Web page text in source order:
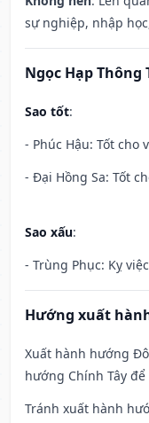
sự nghiệp, nhập
Ngọc Hạp Thông
Sao tốt:
- Phúc Hậu: Tốt cho
- Đại Hồng Sa: Tốt
Sao xấu:
- Trùng Phục: Kỵ
Hướng xuất
Xuất hành hướng
hướng Chính Tây để
Tránh xuất hành